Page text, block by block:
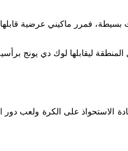
بسيطة، فمرر ماكيني عرضية
ليقابلها لوك دي يونج
الاستحواذ على الكرة ولعب دور